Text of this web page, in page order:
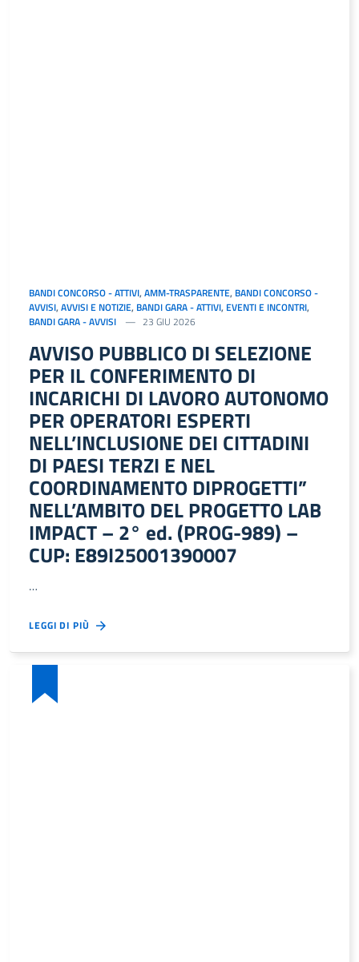
BANDI CONCORSO - ATTIVI, AMM-TRASPARENTE, BANDI CONCORSO -
AVVISI, AVVISI E NOTIZIE, BANDI GARA - ATTIVI, EVENTI E INCONTRI,
BANDI GARA - AVVISI
23 GIU 2026
AVVISO PUBBLICO DI SELEZIONE
PER IL CONFERIMENTO DI
INCARICHI DI LAVORO AUTONOMO
PER OPERATORI ESPERTI
NELL’INCLUSIONE DEI CITTADINI
DI PAESI TERZI E NEL
COORDINAMENTO DIPROGETTI”
NELL’AMBITO DEL PROGETTO LAB
IMPACT – 2° ed. (PROG-989) –
CUP: E89I25001390007
…
LEGGI DI PIÙ